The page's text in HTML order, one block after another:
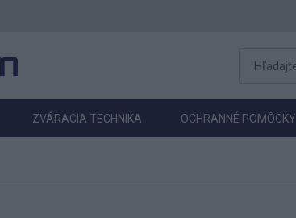
ZVÁRACIA TECHNIKA OCHRANNÉ POMÔCKY